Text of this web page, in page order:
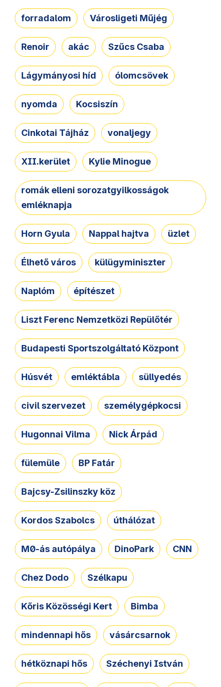
forradalom Városligeti Műjég
Renoir akác Szűcs Csaba
Lágymányosi híd ólomcsövek
nyomda Kocsiszín
Cinkotai Tájház vonaljegy
XII.kerület Kylie Minogue
romák elleni sorozatgyilkosságok
emléknapja
Horn Gyula Nappal hajtva üzlet
Élhető város külügyminiszter
Naplóm építészet
Liszt Ferenc Nemzetközi Repülőtér
Budapesti Sportszolgáltató Központ
Húsvét emléktábla süllyedés
civil szervezet személygépkocsi
Hugonnai Vilma Nick Árpád
fülemüle BP Fatár
Bajcsy-Zsilinszky köz
Kordos Szabolcs úthálózat
M0-ás autópálya DinoPark CNN
Chez Dodo Szélkapu
Kőris Közösségi Kert Bimba
mindennapi hős vásárcsarnok
hétköznapi hős Széchenyi István